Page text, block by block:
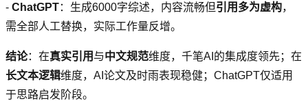
- ChatGPT：生成6000字综述，内容流畅但引用多为虚构，
需全部人工替换，实际工作量反增。
结论：在真实引用 与中文规范维度，千笔AI的集成度领先；在
长文本逻辑维度，AI论文及时雨表现稳健；ChatGPT仅适用
于思路启发阶段。